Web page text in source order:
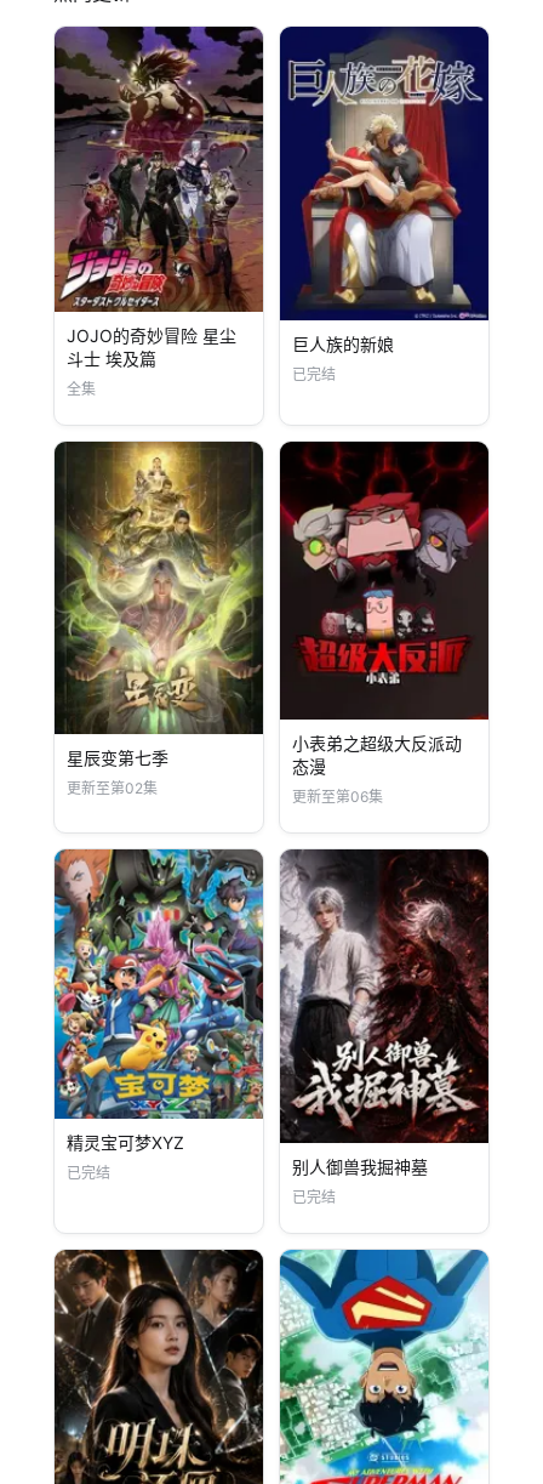
JOJO的奇妙冒险 星尘
斗士 埃及篇
全集
巨人族的新娘
已完结
星辰变第七季
更新至第02集
小表弟之超级大反派动
态漫
更新至第06集
精灵宝可梦XYZ
已完结 别人御兽我掘神墓
已完结